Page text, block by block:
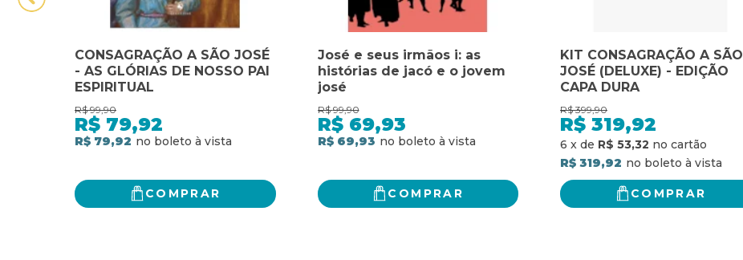
CONSAGRAÇÃO A SÃO JOSÉ
- AS GLÓRIAS DE NOSSO PAI
ESPIRITUAL
R$ 99,90
R$ 79,92
R$ 79,92
COMPRAR
José e seus irmãos i: as
histórias de jacó e o jovem
josé
R$ 99,90
R$ 69,93
R$ 69,93
COMPRAR
KIT CONSAGRAÇÃO A SÃO
JOSÉ (DELUXE) - EDIÇÃO
CAPA DURA
R$ 399,90
R$ 319,92
6 x de R$ 53,32
R$ 319,92
COMPRAR